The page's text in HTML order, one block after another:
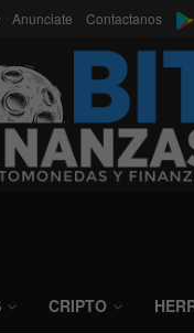
Anunciate Contactanos
CRIPTO